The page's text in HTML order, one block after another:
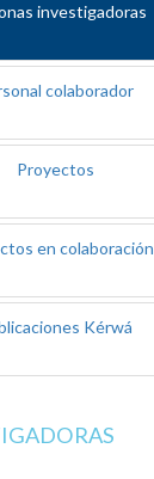
investigadoras
colaborador
Proyectos
en colaboración
Kérwá